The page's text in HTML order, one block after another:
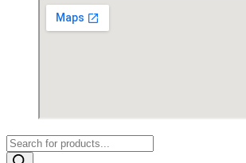
Products
search